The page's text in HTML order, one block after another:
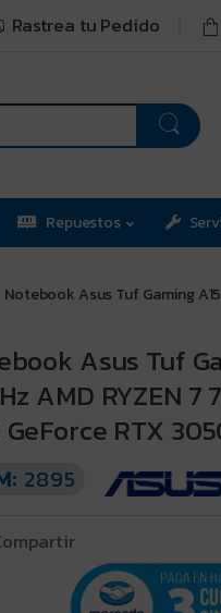
Rastrea tu Pedido
Repuestos
Notebook Asus Tuf Gaming A15
Asus Tuf
AMD RYZEN 7
GeForce RTX
2895